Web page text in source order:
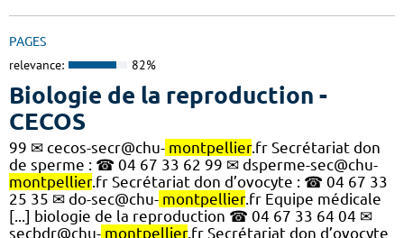
PAGES
relevance: 82%
Biologie de la reproduction -
CECOS
99 ✉ cecos-secr@chu- montpellier.fr Secrétariat don
de sperme : ☎ 04 67 33 62 99 ✉ dsperme-sec@chu-
montpellier.fr Secrétariat don d’ovocyte : ☎ 04 67 33
25 35 ✉ do-sec@chu- montpellier.fr Equipe médicale
[...] biologie de la reproduction ☎ 04 67 33 64 04 ✉
secbdr@chu- montpellier.fr Secrétariat don d’ovocyte